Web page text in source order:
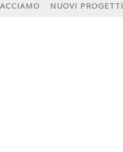
NUOVI PROGETTI